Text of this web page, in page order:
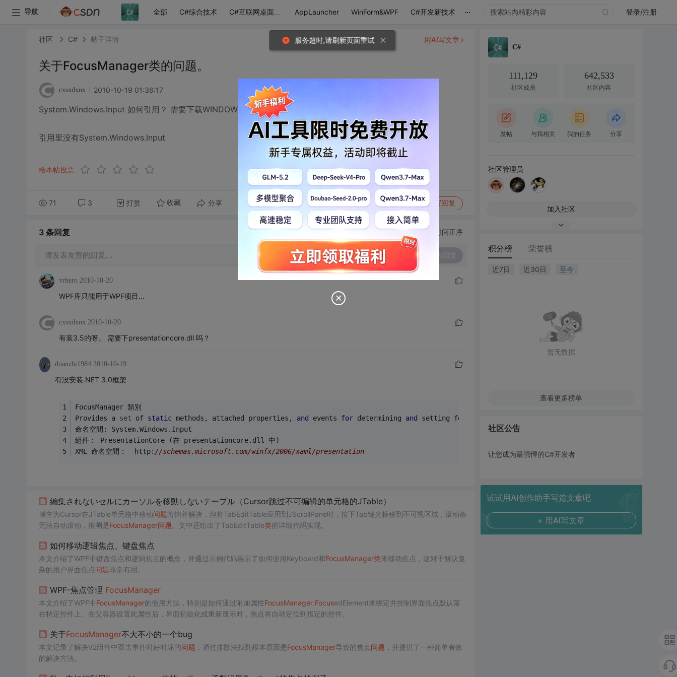
导航 全部 C#综合技术 C#互联网桌面应用 AppLauncher WinForm&WPF C#开发新技术 ... 登录/注册
社区 C# 帖子详情
关于FocusManager类的问题。
cxsxdxnx 2010-10-19 01:36:17
System.Windows.Input 如何引用？ 需要下载WINDOWS.DLL吗？
引用里没有System.Windows.Input
给本帖投票
71 3 打赏 收藏 分享 转发到动态 举报 写回复
用AI写文章
3 条回复 切换为时间正序
请发表友善的回复…
vrhero 2010-10-20
WPF库只能用于WPF项目...
cxsxdxnx 2010-10-20
有装3.5的呀。 需要下presentationcore.dll 吗？
duanzhi1984 2010-10-19
有没安装.NET 3.0框架
FocusManager 類別
Provides a set of static methods, attached properties, and events for determining and setting focus scopes
命名空間: System.Windows.Input
組件： PresentationCore (在 presentationcore.dll 中)
XML 命名空間：  http: //schemas.microsoft.com/winfx/2006/xaml/presentation
編集されないセルにカーソルを移動しないテープル（Cursor跳过不可编辑的单元格的JTable）
博主为Cursor在JTable单元格中移动问题苦恼并解决，但将TabEditTable应用到JScrollPane时，按下Tab键光标移到不可视区域，滚动条
无法自动滚动，推测是FocusManager问题 。文中还给出了TabEditTable类的详细代码实现。
如何移动逻辑焦点、键盘焦点
本文介绍了WPF中键盘焦点和逻辑焦点的概念，并通过示例代码展示了如何使用Keyboard和FocusManager类来移动焦点，这对于解决复
杂的用户界面焦点问题非常有用。
WPF-焦点管理 FocusManager
本文介绍了WPF中FocusManager的使用方法，特别是如何通过附加属性FocusManager. FocusedElement来绑定并控制界面焦点默认落
在特定控件上。在父容器设置此属性后，界面初始化或重新显示时，焦点将自动定位到指定的控件。
关于FocusManager不大不小的一个bug
本文记录了解决V2组件中双击事件时好时坏的问题 ，通过排除法找到根本原因是FocusManager导致的焦点问题 ，并提供了一种简单有效
的解决方法。
C#
111,129
社区成员
642,533
社区内容
发帖 与我相关 我的任务 分享
社区管理员
加入社区
积分榜 荣誉榜
近7日 近30日 至今
暂无数据
查看更多榜单
社区公告
让您成为最强悍的C#开发者
试试用AI创作助手写篇文章吧
+ 用AI写文章
服务超时,请刷新页面重试